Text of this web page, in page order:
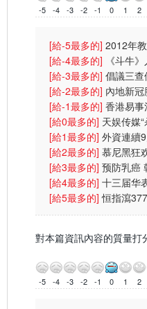
-5 -4 -3 -2 -1 0 1 2
[給-5最多的] 2012年
财政支出首位
[給-4最多的]
《斗牛
戏受伤一
[給-3最多的] 倡議三
中港學生
[給-2最多的] 內地新
北逾2000人
[給-1最多的] 香港易
（eLink）”项目
[給0最多的] 天娱传媒
[給1最多的] 外資連續
幣資產
[給2最多的] 慕尼黑狂
(图)
[給3最多的] 预防乳癌
(图)
[給4最多的] 十三届华
七号
[給5最多的]恒指瀉
央放水無
對本篇資訊內容的質量打
-5 -4 -3 -2 -1 0 1 2